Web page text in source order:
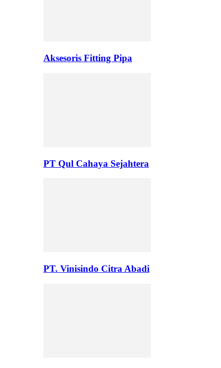
Aksesoris Fitting Pipa
PT Qul Cahaya Sejahtera
PT. Vinisindo Citra Abadi